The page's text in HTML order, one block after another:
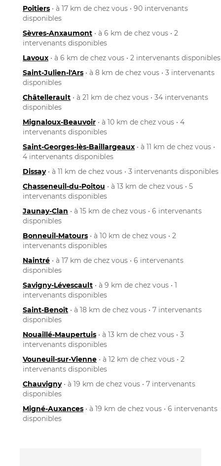
Poitiers • à 17 km de chez vous • 90 intervenants
disponibles
Sèvres-Anxaumont • à 6 km de chez vous • 2
intervenants disponibles
Lavoux • à 6 km de chez vous • 2 intervenants disponibles
Saint-Julien-l'Ars • à 8 km de chez vous • 3 intervenants
disponibles
Châtellerault • à 21 km de chez vous • 34 intervenants
disponibles
Mignaloux-Beauvoir • à 10 km de chez vous • 4
intervenants disponibles
Saint-Georges-lès-Baillargeaux • à 11 km de chez vous •
4 intervenants disponibles
Dissay• à 11 km de chez vous • 3 intervenants disponibles
Chasseneuil-du-Poitou • à 13 km de chez vous • 5
intervenants disponibles
Jaunay-Clan • à 15 km de chez vous • 6 intervenants
disponibles
Bonneuil-Matours • à 10 km de chez vous • 2
intervenants disponibles
Naintré • à 17 km de chez vous • 6 intervenants
disponibles
Savigny-Lévescault • à 9 km de chez vous • 1
intervenants disponibles
Saint-Benoît • à 18 km de chez vous • 7 intervenants
disponibles
Nouaillé-Maupertuis • à 13 km de chez vous • 3
intervenants disponibles
Vouneuil-sur-Vienne • à 12 km de chez vous • 2
intervenants disponibles
Chauvigny• à 19 km de chez vous • 7 intervenants
disponibles
Migné-Auxances • à 19 km de chez vous • 6 intervenants
disponibles